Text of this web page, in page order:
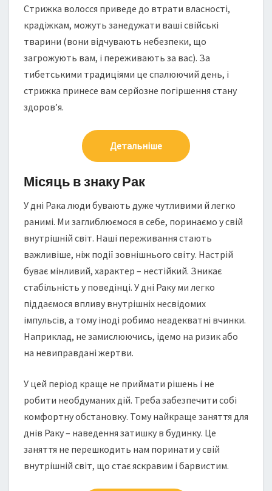
Стрижка волосся приведе до втрати власності,
крадіжкам, можуть занедужати ваші свійські
тварини (вони відчувають небезпеки, що
загрожують вам, і переживають за вас). За
тибетськими традиціями це спалюючий день, і
стрижка принесе вам серйозне погіршення стану
здоров’я.
Детальніше
Місяць в знаку Рак
У дні Рака люди бувають дуже чутливими й легко
ранимі. Ми заглиблюємося в себе, поринаємо у свій
внутрішній світ. Наші переживання стають
важливіше, ніж події зовнішнього світу. Настрій
буває мінливий, характер – нестійкий. Зникає
стабільність у поведінці. У дні Раку ми легко
піддаємося впливу внутрішніх несвідомих
імпульсів, а тому іноді робимо неадекватні вчинки.
Наприклад, не замислюючись, ідемо на ризик або
на невиправдані жертви.
У цей період краще не приймати рішень і не
робити необдуманих дій. Треба забезпечити собі
комфортну обстановку. Тому найкраще заняття для
днів Раку – наведення затишку в будинку. Це
заняття не перешкодить нам поринати у свій
внутрішній світ, що стає яскравим і барвистим.